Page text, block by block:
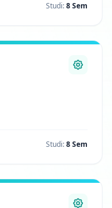
Studi:8 Sem
Studi:8 Sem